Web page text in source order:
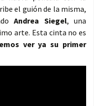
el guión de la misma,
Andrea Siegel, una
arte. Esta cinta no es
ver ya su primer